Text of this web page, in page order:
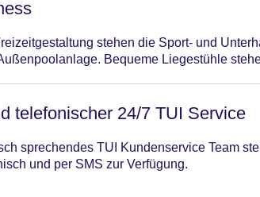
stehen die Sport- und
Bequeme Liegestühle
telefonischer 24/7 TUI Service
sprechendes TUI Kundenservice Team
und per SMS zur Verfügung.